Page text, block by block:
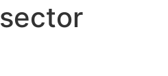
sector